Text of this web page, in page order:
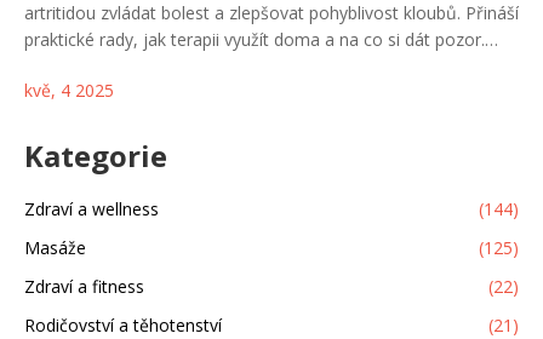
artritidou zvládat bolest a zlepšovat pohyblivost kloubů. Přináší
praktické rady, jak terapii využít doma a na co si dát pozor.
Zmiňuje také zajímavosti o jejím vzniku a bezpečnosti. Vše
mu metoda může vyhovovat.
kvě, 4 2025
Kategorie
Zdraví a wellness
(144)
Masáže
(125)
Zdraví a fitness
(22)
Rodičovství a těhotenství
(21)